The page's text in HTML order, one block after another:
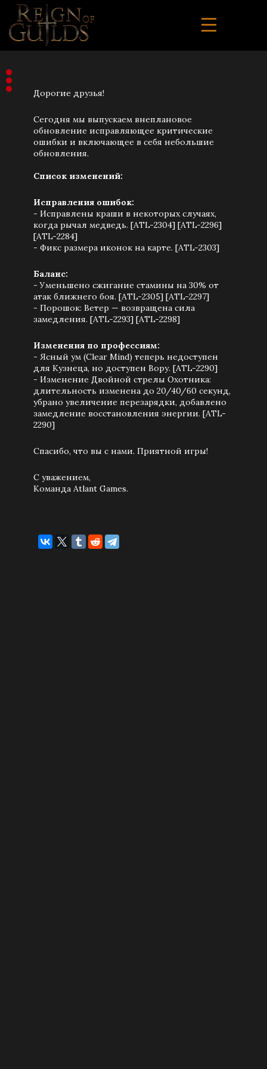
Дорогие друзья!
Сегодня мы выпускаем внеплановое
обновление исправляющее критические
ошибки и включающее в себя небольшие
обновления.
Список изменений:
Исправления ошибок:
- Исправлены краши в некоторых случаях,
когда рычал медведь. [ATL-2304] [ATL-2296]
[ATL-2284]
- Фикс размера иконок на карте. [ATL-2303]
Баланс:
- Уменьшено сжигание стамины на 30% от
атак ближнего боя. [ATL-2305] [ATL-2297]
- Порошок: Ветер — возвращена сила
замедления. [ATL-2293] [ATL-2298]
Изменения по профессиям:
- Ясный ум (Clear Mind) теперь недоступен
для Кузнеца, но доступен Вору. [ATL-2290]
- Изменение Двойной стрелы Охотника:
длительность изменена до 20/40/60 секунд,
убрано увеличение перезарядки, добавлено
замедление восстановления энергии. [ATL-
2290]
Спасибо, что вы с нами. Приятной игры!
С уважением,
Команда Atlant Games.